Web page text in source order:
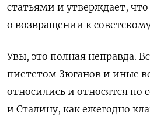
статьями и утверждает,
о возвращении к
Увы, это полная неправда.
пиететом Зюганов и иные
относились и относятся по
и Сталину, как ежегодно